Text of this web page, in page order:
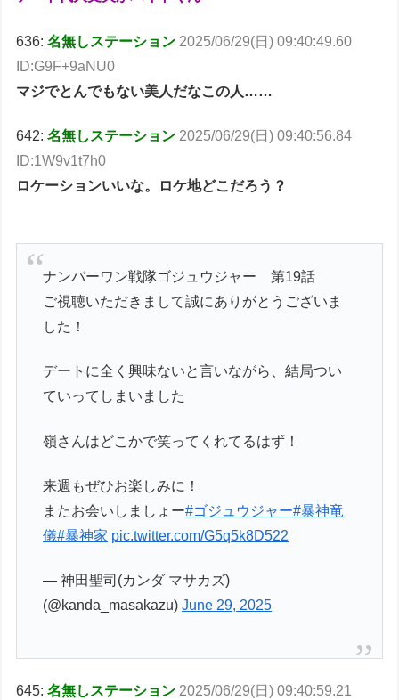
636:名無しステーション 2025/06/29(日) 09:40:49.60
ID:G9F+9aNU0
マジでとんでもない美人だなこの人……
642:名無しステーション 2025/06/29(日) 09:40:56.84
ID:1W9v1t7h0
ロケーションいいな。ロケ地どこだろう？
ナンバーワン戦隊ゴジュウジャー 第19話
ご視聴いただきまして誠にありがとうございま
した！
デートに全く興味ないと言いながら、結局つい
ていってしまいました
嶺さんはどこかで笑ってくれてるはず！
来週もぜひお楽しみに！
またお会いしましょー#ゴジュウジャー#暴神竜
儀#暴神家 pic.twitter.com/G5q5k8D522
— 神田聖司(カンダ マサカズ)
(@kanda_masakazu)June 29, 2025
645:名無しステーション 2025/06/29(日) 09:40:59.21